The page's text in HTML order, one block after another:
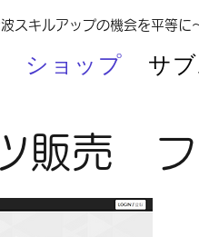
スキルアップの機会を平等に
ショップ サ
販売 フ